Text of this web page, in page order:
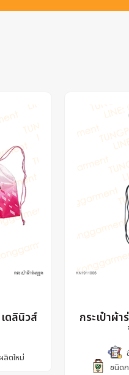
ดลินิวส์
ลิตใหม่
กระเป๋าผ้
ชนิดก